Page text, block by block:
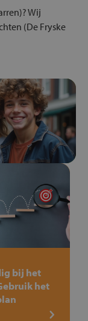
Wij
(De Fryske
bij het
het